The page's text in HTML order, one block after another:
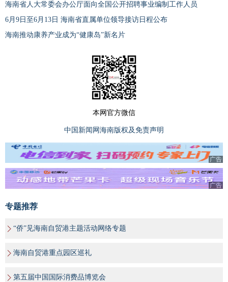
海南省人大常委会办公厅面向全国公开招聘事业编制工作人员
6月9日至6月13日 海南省直属单位领导接访日程公布
海南推动康养产业成为“健康岛”新名片
本网官方微信
中国新闻网海南版权及免责声明
广告
广告
专题推荐
“侨”见海南自贸港主题活动网络专题
海南自贸港重点园区巡礼
第五届中国国际消费品博览会